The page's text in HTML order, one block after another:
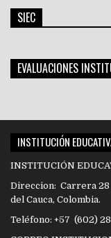
SIEC
EVALUACIONES
INSTITUCIÓN
INSTITUCIÓN
Direccion: Carrera 28
del Cauca, Colombia.
Teléfono: +57 (602)